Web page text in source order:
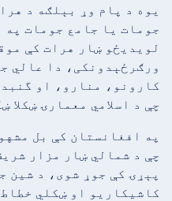
یوه د پام وړ بېلګه د
جومات یا جامع جومات په
ورګرځېدونکی، دا عالي
کارونو، منارو، او
چې د اسلامي معمارۍ ښکلا
په افغانستان کې بل
پېړۍ کې جوړ شوی، د شین
کاشیکاریو او ښکلي